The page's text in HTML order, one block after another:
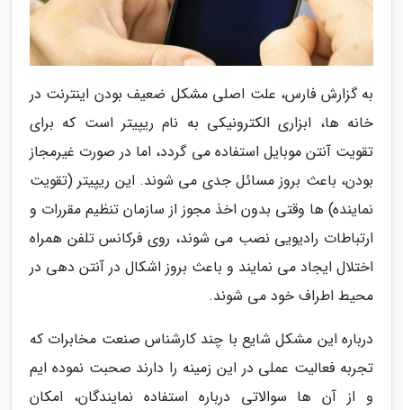
به گزارش فارس، علت اصلی مشکل ضعیف بودن اینترنت در
خانه ها، ابزاری الکترونیکی به نام ریپیتر است که برای
تقویت آنتن موبایل استفاده می گردد، اما در صورت غیرمجاز
بودن، باعث بروز مسائل جدی می شوند. این ریپیتر (تقویت
نماینده) ها وقتی بدون اخذ مجوز از سازمان تنظیم مقررات و
ارتباطات رادیویی نصب می شوند، روی فرکانس تلفن همراه
اختلال ایجاد می نمایند و باعث بروز اشکال در آنتن دهی در
محیط اطراف خود می شوند.
درباره این مشکل شایع با چند کارشناس صنعت مخابرات که
تجربه فعالیت عملی در این زمینه را دارند صحبت نموده ایم
و از آن ها سوالاتی درباره استفاده نمایندگان، امکان